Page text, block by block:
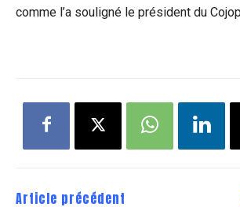
comme l’a souligné le président du
Article précédent